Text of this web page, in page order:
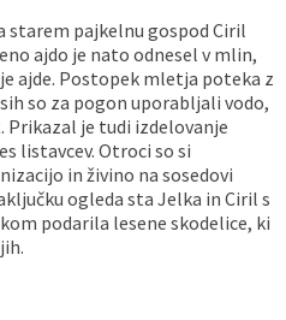
starem pajkelnu gospod Ciril
ajdo je nato odnesel v mlin,
ajde. Postopek mletja poteka z
so za pogon uporabljali vodo,
je tudi izdelovanje
listavcev. Otroci so si
in živino na sosedovi
ogleda sta Jelka in Ciril s
podarila lesene skodelice, ki